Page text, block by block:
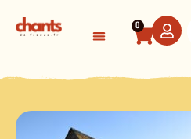
0